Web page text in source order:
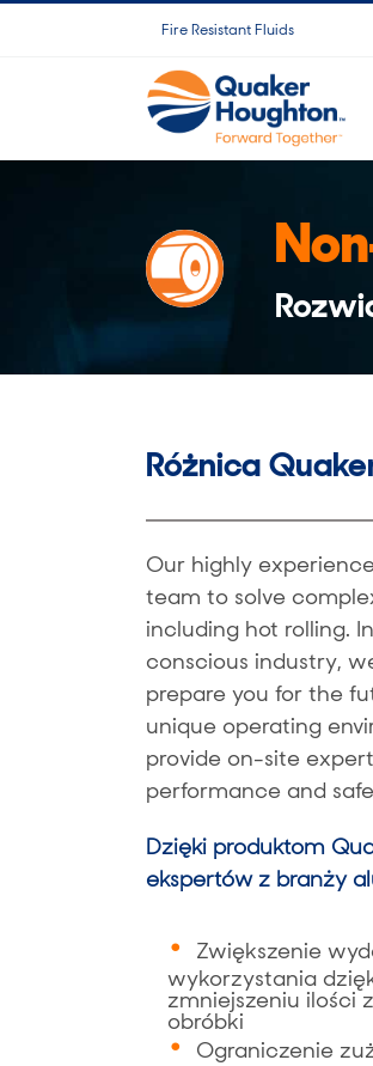
Fire Resistant Fluids
Różnica
Our highly
team to solve
including hot rolling.
conscious industry,
prepare you for the
unique operating
provide on-site
performance and
Dzięki produktom
ekspertów z branży
Zwiększenie
wykorzystania
zmniejszeniu ilości
obróbki
Ograniczenie